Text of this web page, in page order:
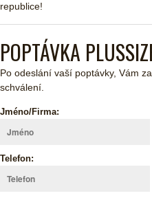
republice!
POPTÁVKA
Po odeslání vaší poptávky, Vám
schválení.
Jméno/Firma:
Telefon: